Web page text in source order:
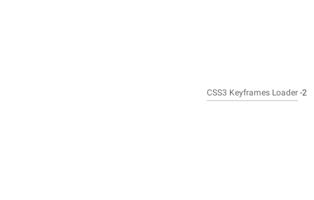
2-
CSS3 Keyframes Loader